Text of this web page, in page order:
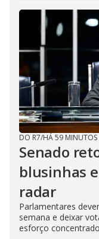
DO R7/HÁ 59 MINUTOS
Senado
blusinhas
radar
Parlamentares
semana e deixar
esforço concentrado